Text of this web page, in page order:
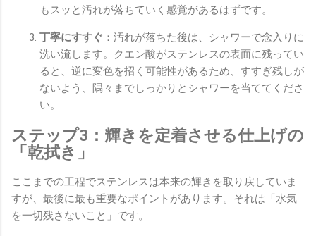
もスッと汚れが落ちていく感覚があるはずです。
丁寧にすすぐ ：汚れが落ちた後は、シャワーで念入りに
洗い流します。クエン酸がステンレスの表面に残ってい
ると、逆に変色を招く可能性があるため、すすぎ残しが
ないよう、隅々までしっかりとシャワーを当ててくださ
い。
ステップ3：輝きを定着させる仕上げの
「乾拭き」
ここまでの工程でステンレスは本来の輝きを取り戻していま
すが、最後に最も重要なポイントがあります。それは「水気
を一切残さないこと」です。